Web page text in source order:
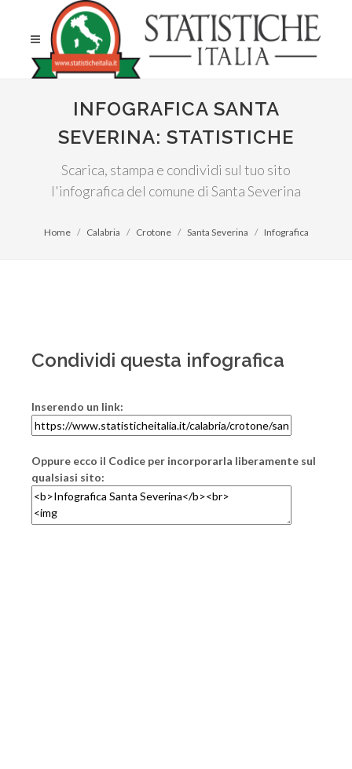
INFOGRAFICA SANTA
SEVERINA: STATISTICHE
Scarica, stampa e condividi sul tuo sito
l'infografica del comune di Santa Severina
Home Calabria Crotone Santa Severina Infografica
Condividi questa infografica
Inserendo un link:
Oppure ecco il Codice per incorporarla liberamente sul
qualsiasi sito: